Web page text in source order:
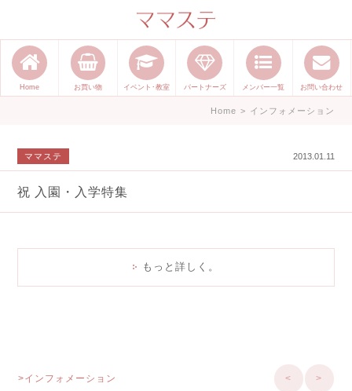
ママのかくれた才能発信します。
手づくり表現ステージ ママステ ハ
ンドメイド（手づくり）やスキル・
センスで表現したいママが集まって
Home お買い物 イベント･教室 パートナーズ メンバー一覧 お問い合わせ
Home > インフォメーション
ママステ 2013.01.11
祝 入園・入学特集
もっと詳しく。
>インフォメーション < >